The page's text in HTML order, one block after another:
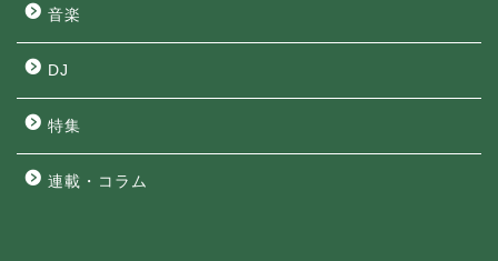
音楽
DJ
特集
連載・コラム